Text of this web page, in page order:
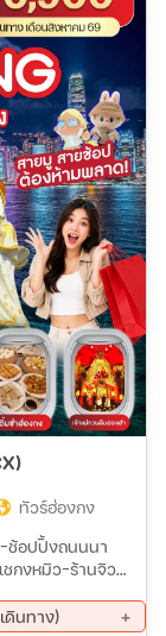
22 ม.ค. 70
- 11 ก.พ. 70
25 ก.พ. 70
04 มี.ค 70
มี.ค 70
24 มี.ค 70
ทัวร์ฮ่องกง
ช้อปปิ้งถนนนา
กงหมิว-ร้านจิว
ดินทาง)